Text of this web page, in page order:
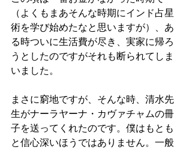
（よくもまあそんな時期にインド占星
術を学び始めたなと思いますが）、あ
る時ついに生活費が尽き、実家に帰ろ
うとしたのですがそれも断られてしま
いました。
まさに窮地ですが、そんな時、清水先
生がナーラヤーナ・カヴァチャムの冊
子を送ってくれたのです。僕はもとも
と信心深いほうではありません。一般